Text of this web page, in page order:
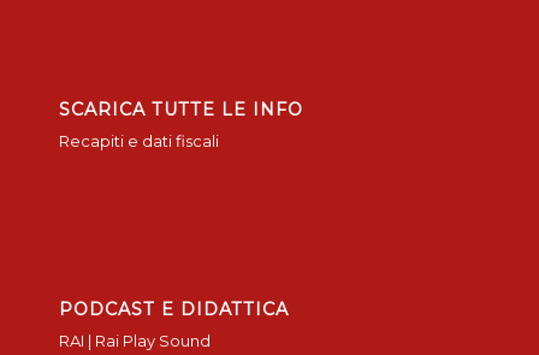
SCARICA TUTTE LE INFO
Recapiti e dati fiscali
PODCAST E DIDATTICA
RAI | Rai Play Sound